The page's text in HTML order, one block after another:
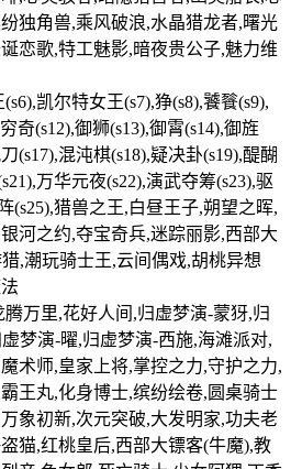
独角兽,乘风破浪,水晶猎龙者,曙光
恋歌,特工魅影,暗夜贵公子,魅力维
凯尔特女王(s7),狰(s8),饕餮(s9),
奇(s12),御狮(s13),御霄(s14),御旌
(s17),混沌棋(s18),疑决卦(s19),醍醐
万华元夜(s22),演武夺筹(s23),驱
(s25),猎兽之王,白昼王子,朔望之晖,
河之约,夺宝奇兵,迷踪丽影,西部大
,潮玩骑士王,云间偶戏,胡桃异想
万里,花好人间,归虚梦演-蒙犽,归
梦演-曜,归虚梦演-西施,海滩派对,
术师,皇家上将,掌控之力,守护之力,
王丸,化身博士,缤纷绘卷,圆桌骑士
万象初新,次元突破,大发明家,功夫老
猫,红桃皇后,西部大镖客(牛魔),教